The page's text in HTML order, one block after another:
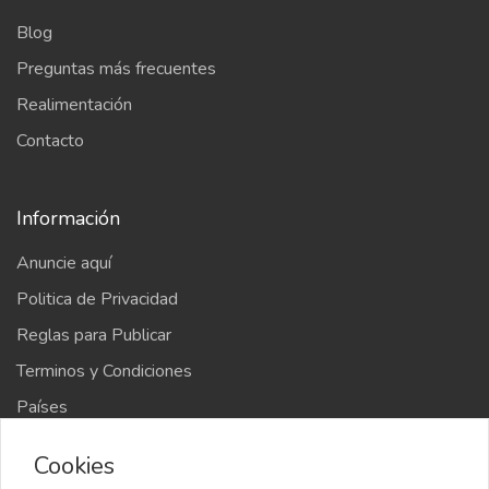
Blog
Preguntas más frecuentes
Realimentación
Contacto
Información
Anuncie aquí
Politica de Privacidad
Reglas para Publicar
Terminos y Condiciones
Países
Cookies